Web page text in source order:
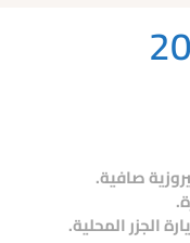
صافية.
الجزر المحلية.